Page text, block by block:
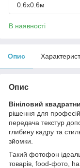
0.6х0.6м
В наявності
Опис
Опис
Вініловий
рішення для
передача текстур
глибину кадру та
зйомки.
Такий фотофон
товарів, food-фото,